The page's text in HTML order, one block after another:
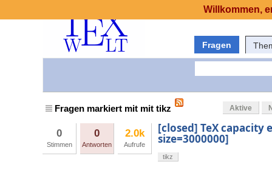
Fragen
Fragen markiert mit mit tikz Aktive
0
Stimmen
0
Antworten
2.0k
Aufrufe
[closed] TeX
size=3000000]
tikz
Willkommen,